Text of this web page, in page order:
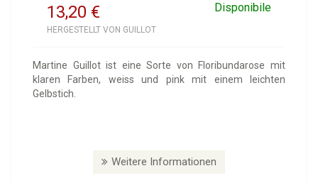
13,20 Disponibile
€
HERGESTELLT VON GUILLOT
Martine Guillot ist eine Sorte von Floribundarose mit
klaren Farben, weiss und pink mit einem leichten
Gelbstich.
Weitere Informationen